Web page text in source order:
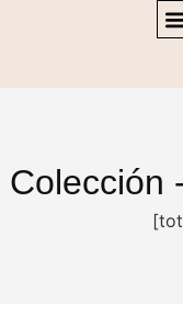
Colección